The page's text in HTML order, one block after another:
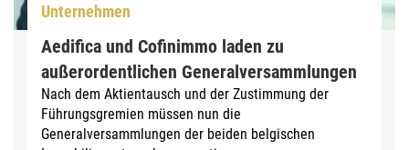
Unternehmen
Aedifica und Cofinimmo laden zu
außerordentlichen Generalversammlungen
Nach dem Aktientausch und der Zustimmung der
Führungsgremien müssen nun die
Generalversammlungen der beiden belgischen